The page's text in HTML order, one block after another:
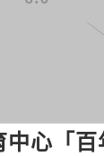
中心「